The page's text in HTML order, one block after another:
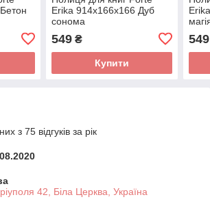
Erika 914x166x166 Дуб
сонома
549₴
Купити
549
з 75 відгуків за рік
42, Біла Церква, Україна